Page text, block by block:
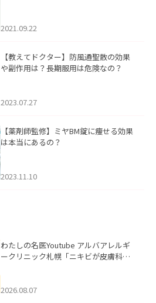
2021.09.22
【教えてドクター】防風通聖散の効果
や副作用は？長期服用は危険なの？
2023.07.27
【薬剤師監修】ミヤBM錠に痩せる効果
は本当にあるの？
2023.11.10
わたしの名医Youtube アルバアレルギ
ークリニック札幌「ニキビが皮膚科で
ました。
2026.08.07